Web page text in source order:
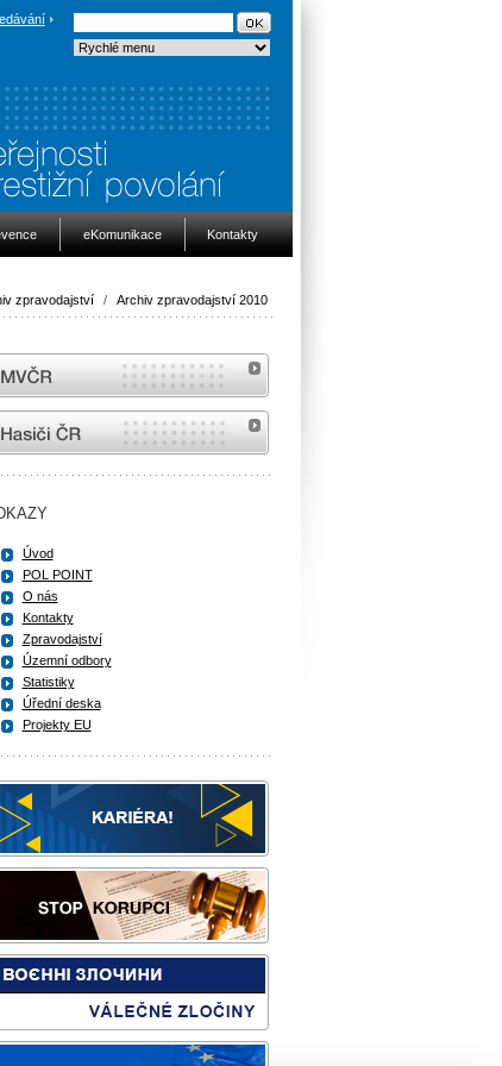
eKomunikace Kontakty
zpravodajství / Archiv zpravodajství 2010
stránky Hasiči ČR
Úvod
POL POINT
O nás
Kontakty
Zpravodajství
Územní odbory
Statistiky
Úřední deska
Projekty EU